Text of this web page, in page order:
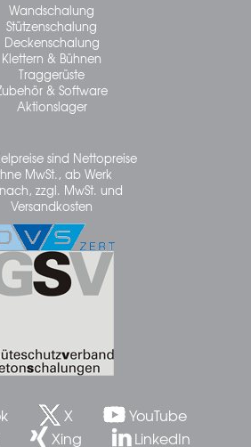
Wandschalung
Stützenschalung
Deckenschalung
Klettern & Bühnen
Traggerüste
& Software
Aktionslager
sind Nettopreise
MwSt., ab Werk
zzgl. MwSt. und
Versandkosten
X
YouTube
Xing LinkedIn